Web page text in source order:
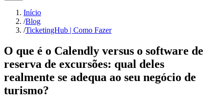
Início
/Blog
/TicketingHub | Como Fazer
O que é o Calendly versus o software de
reserva de excursões: qual deles
realmente se adequa ao seu negócio de
turismo?